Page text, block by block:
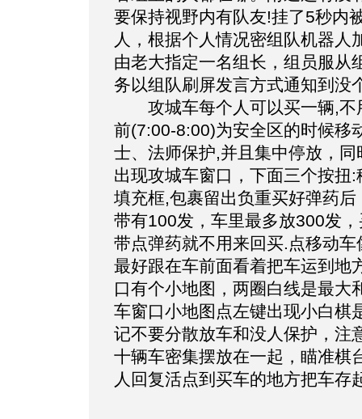
要保持视野内有队友!挂了5秒内
人，根据个人情况密组队机器
由老大指定一名组长，组员服从
务以组队刷屏发言方式通知到没
攻城车每个人可以买一辆,不
前(7:00-8:00)为安全区的时候移
士、法师保护,并且集中停放，
出现攻城车窗口，下面三个按扭
填充框,包裹留出负重买好弹药
带有100发，车里最多放300发
带点弹药就不用来回买.点移动
最好跟在车前面看着把车运到地
口有个小地图，两圈白线是最大
车窗口小地图点左键出现小白棋
记不要分散放车和没人保护，注
十辆车密集摆放在一起，瞄准棋
人回复活点到买车的地方把车存